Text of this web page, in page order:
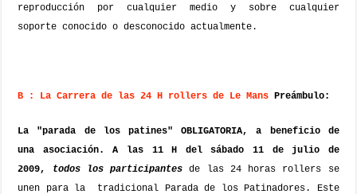
reproducción por cualquier medio y sobre cualquier
soporte conocido o desconocido actualmente.
B : La Carrera de las 24 H rollers de Le Mans Preámbulo:
La "parada de los patines" OBLIGATORIA, a beneficio de
una asociación.
A las 11 H del sábado 11 de julio de
2009,
todos los participantesde las 24 horas rollers se
unen para la
tradicional Parada de los Patinadores. Este